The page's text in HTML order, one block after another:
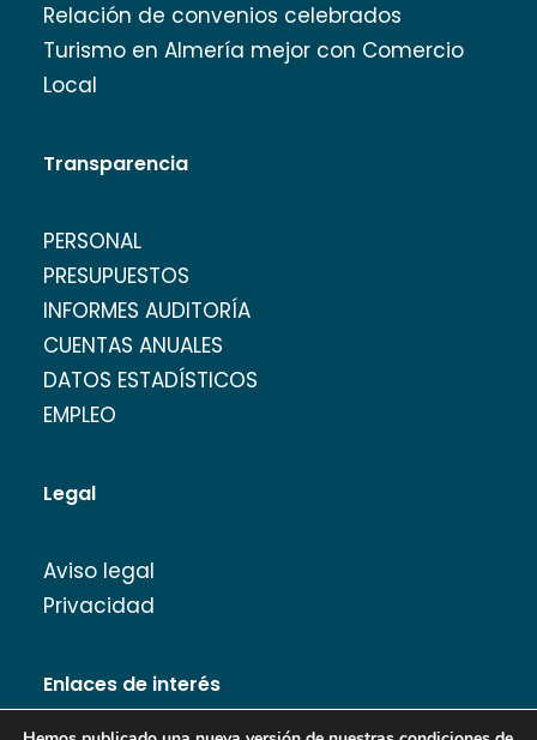
Relación de convenios celebrados
Turismo en Almería mejor con Comercio
Local
Transparencia
PERSONAL
PRESUPUESTOS
INFORMES AUDITORÍA
CUENTAS ANUALES
DATOS ESTADÍSTICOS
EMPLEO
Legal
Aviso legal
Privacidad
Enlaces de interés